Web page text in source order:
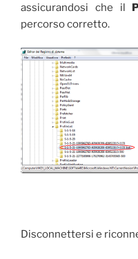
assicurandosi che il
percorso corretto.
Disconnettersi e